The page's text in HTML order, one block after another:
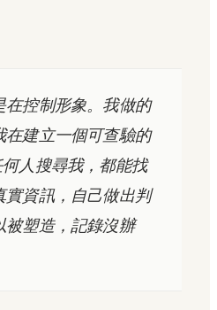
在控制形象。我做的
在建立一個可查驗的
人搜尋我，都能找
實資訊，自己做出判
被塑造，記錄沒辦